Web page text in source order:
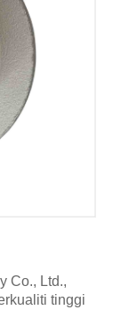
Co., Ltd.,
tinggi